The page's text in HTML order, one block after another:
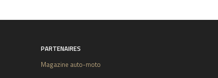
PARTENAIRES
Magazine auto-moto